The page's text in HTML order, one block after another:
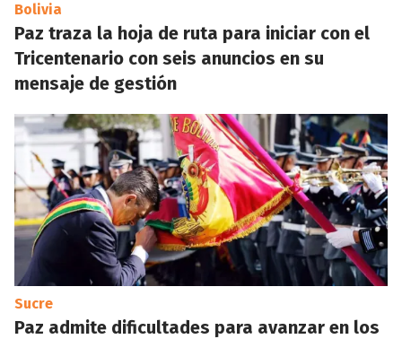
Bolivia
Paz traza la hoja de ruta para iniciar con el
Tricentenario con seis anuncios en su
mensaje de gestión
Sucre
Paz admite dificultades para avanzar en los